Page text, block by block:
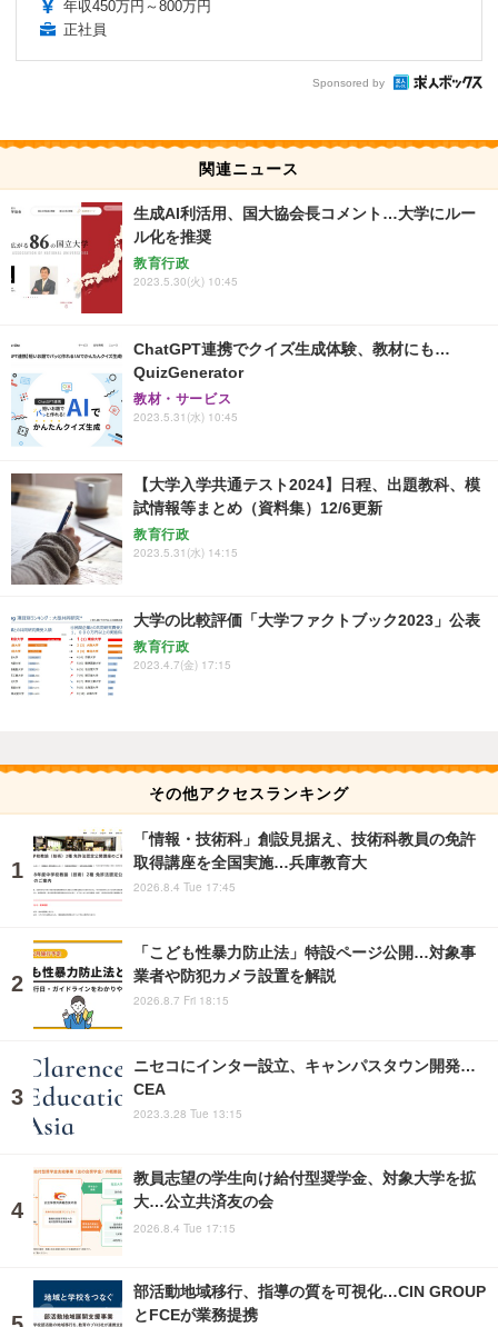
年収450万円～800万円
正社員
Sponsored by
関連ニュース
生成AI利活用、国大協会長コメント…大学にルー
ル化を推奨
教育行政
2023.5.30(火) 10:45
ChatGPT連携でクイズ生成体験、教材にも…
QuizGenerator
教材・サービス
2023.5.31(水) 10:45
【大学入学共通テスト2024】日程、出題教科、模
試情報等まとめ（資料集）12/6更新
教育行政
2023.5.31(水) 14:15
大学の比較評価「大学ファクトブック2023」公表
教育行政
2023.4.7(金) 17:15
その他アクセスランキング
「情報・技術科」創設見据え、技術科教員の免許
取得講座を全国実施…兵庫教育大
2026.8.4 Tue 17:45
「こども性暴力防止法」特設ページ公開…対象事
業者や防犯カメラ設置を解説
2026.8.7 Fri 18:15
ニセコにインター設立、キャンパスタウン開発…
CEA
2023.3.28 Tue 13:15
教員志望の学生向け給付型奨学金、対象大学を拡
大…公立共済友の会
2026.8.4 Tue 17:15
部活動地域移行、指導の質を可視化…CIN GROUP
とFCEが業務提携